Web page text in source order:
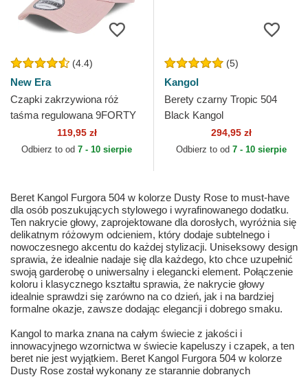
(4.4)
New Era
Czapki zakrzywiona róż
taśma regulowana 9FORTY
League Essential New York
Yankees MLB New Era
119,95 zł
Odbierz to od 7 - 10 sierpie
(5)
Kangol
Berety czarny Tropic 504
Black Kangol
294,95 zł
Odbierz to od 7 - 10 sierpie
Beret Kangol Furgora 504 w kolorze Dusty Rose to must-have
dla osób poszukujących stylowego i wyrafinowanego dodatku.
Ten nakrycie głowy, zaprojektowane dla dorosłych, wyróżnia się
delikatnym różowym odcieniem, który dodaje subtelnego i
nowoczesnego akcentu do każdej stylizacji. Uniseksowy design
sprawia, że idealnie nadaje się dla każdego, kto chce uzupełnić
swoją garderobę o uniwersalny i elegancki element. Połączenie
koloru i klasycznego kształtu sprawia, że nakrycie głowy
idealnie sprawdzi się zarówno na co dzień, jak i na bardziej
formalne okazje, zawsze dodając elegancji i dobrego smaku.
Kangol to marka znana na całym świecie z jakości i
innowacyjnego wzornictwa w świecie kapeluszy i czapek, a ten
beret nie jest wyjątkiem. Beret Kangol Furgora 504 w kolorze
Dusty Rose został wykonany ze starannie dobranych